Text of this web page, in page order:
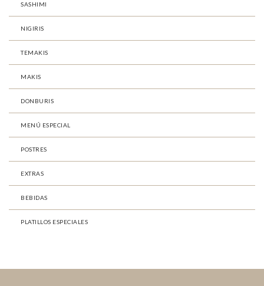
SASHIMI
NIGIRIS
TEMAKIS
MAKIS
DONBURIS
MENÚ ESPECIAL
POSTRES
EXTRAS
BEBIDAS
PLATILLOS ESPECIALES